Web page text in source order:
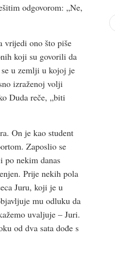
odgovorom: „Ne,
vrijedi ono što piše
koji su govorili da
u zemlji u kojoj je
izraženoj volji
Duda reče, „biti
On je kao student
Zaposlio se
po nekim danas
Prije nekih pola
Juru, koji je u
mu odluku da
uvaljuje – Juri.
od dva sata dođe s